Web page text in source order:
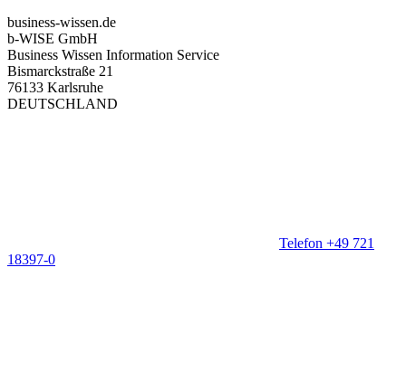
business-wissen.de
b-WISE GmbH
Business Wissen Information Service
Bismarckstraße 21
76133 Karlsruhe
DEUTSCHLAND
Telefon +49 721
18397-0